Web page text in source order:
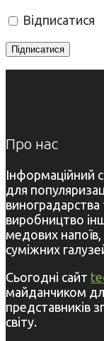
Відписатися
Про нас
Інформаційний
для
виробництво
медових
суміжних
Сьогодні сайт
майданчиком
представників
світу.